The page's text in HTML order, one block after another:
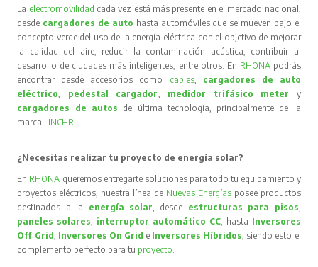
La electromovilidad cada vez está más presente en el mercado nacional,
desde cargadores de auto hasta automóviles que se mueven bajo el
concepto verde del uso de la energía eléctrica con el objetivo de mejorar
la calidad del aire, reducir la contaminación acústica, contribuir al
desarrollo de ciudades más inteligentes, entre otros. En RHONA podrás
encontrar desde accesorios como cables, cargadores de auto
eléctrico, pedestal cargador, medidor trifásico meter
y
cargadores de autos de última tecnología, principalmente de la
marca LINCHR.
¿Necesitas realizar tu proyecto de energía solar?
En RHONA queremos entregarte soluciones para todo tu equipamiento y
proyectos eléctricos, nuestra línea de Nuevas Energíasposee productos
destinados a la energía solar, desde estructuras para pisos,
paneles solares, interruptor automático CC, hasta Inversores
Off Grid, Inversores On Grid e Inversores Híbridos, siendo esto el
complemento perfecto para tu proyecto.